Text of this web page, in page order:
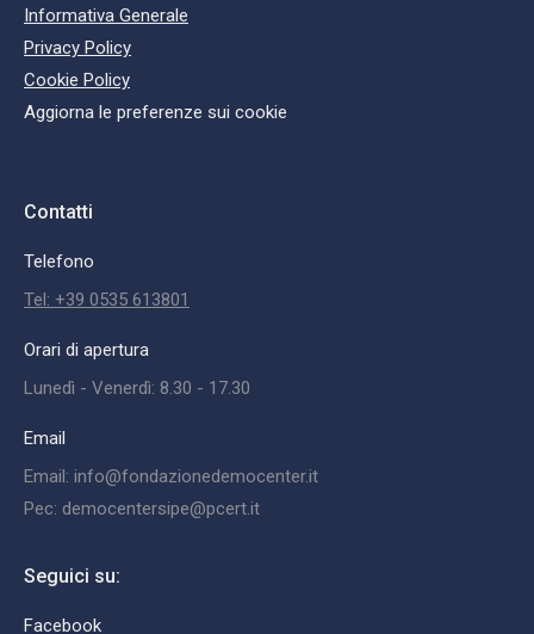
Informativa Generale
Privacy Policy
Cookie Policy
Aggiorna le preferenze sui cookie
Contatti
Telefono
Tel: +39 0535 613801
Orari di apertura
Lunedì - Venerdì: 8.30 - 17.30
Email
Email: info@fondazionedemocenter.it
Pec: democentersipe@pcert.it
Seguici su:
Facebook